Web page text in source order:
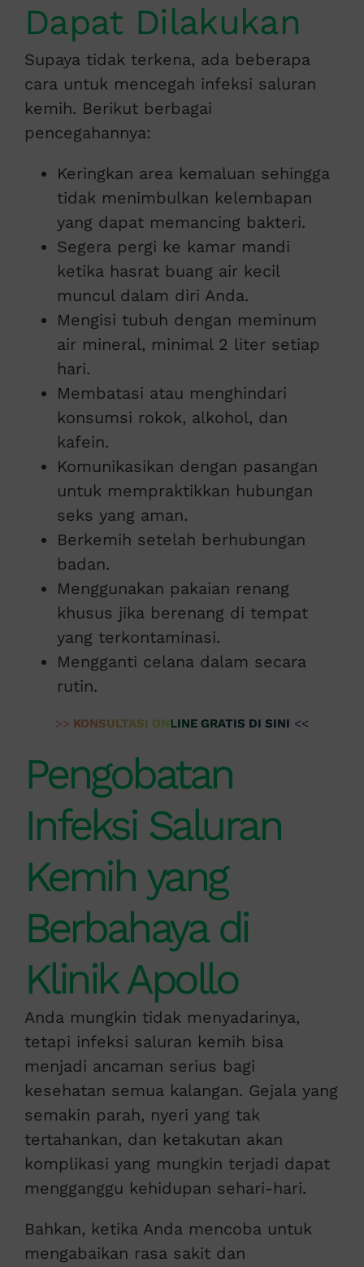
Dapat Dilakukan
Supaya tidak terkena, ada beberapa
cara untuk mencegah infeksi saluran
kemih. Berikut berbagai
pencegahannya:
Keringkan area kemaluan sehingga
tidak menimbulkan kelembapan
yang dapat memancing bakteri.
Segera pergi ke kamar mandi
ketika hasrat buang air kecil
muncul dalam diri Anda.
Mengisi tubuh dengan meminum
air mineral, minimal 2 liter setiap
hari.
Membatasi atau menghindari
konsumsi rokok, alkohol, dan
kafein.
Komunikasikan dengan pasangan
untuk mempraktikkan hubungan
seks yang aman.
Berkemih setelah berhubungan
badan.
Menggunakan pakaian renang
khusus jika berenang di tempat
yang terkontaminasi.
Mengganti celana dalam secara
rutin.
>> KONSULTASI ONLINE GRATIS DI SINI <<
Pengobatan
Infeksi Saluran
Kemih yang
Berbahaya di
Klinik Apollo
Anda mungkin tidak menyadarinya,
tetapi infeksi saluran kemih bisa
menjadi ancaman serius bagi
kesehatan semua kalangan. Gejala yang
semakin parah, nyeri yang tak
tertahankan, dan ketakutan akan
komplikasi yang mungkin terjadi dapat
mengganggu kehidupan sehari-hari.
Bahkan, ketika Anda mencoba untuk
mengabaikan rasa sakit dan